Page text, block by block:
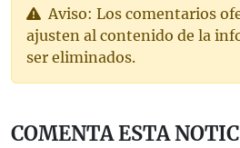
Aviso: Los comentarios
ajusten al contenido de la
ser eliminados.
COMENTA ESTA